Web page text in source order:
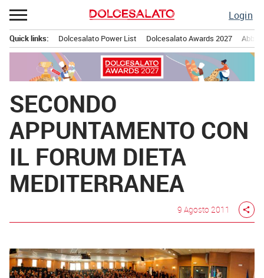
Passa
al
contenuto
Login
principale
Quick links: Dolcesalato Power List Dolcesalato Awards 2027
SECONDO
APPUNTAMENTO CON
IL FORUM DIETA
MEDITERRANEA
9 Agosto 2011 share